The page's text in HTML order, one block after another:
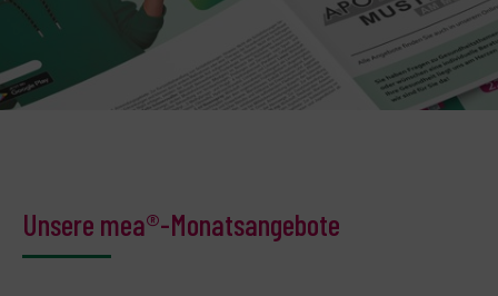
Unsere mea®-Monatsangebote